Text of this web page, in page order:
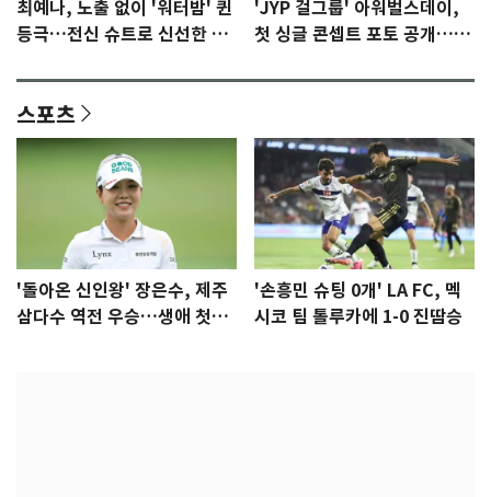
최예나, 노출 없이 '워터밤' 퀸
등극…전신 슈트로 신선한 충
'JYP 걸그룹' 아워벌스데이,
첫 싱글 콘셉트 포토 공개…청
스포츠
'돌아온 신인왕' 장은수, 제주
삼다수 역전 우승…생애 첫승
'손흥민 슈팅 0개' LA FC, 멕
시코 팀 톨루카에 1-0 진땀승